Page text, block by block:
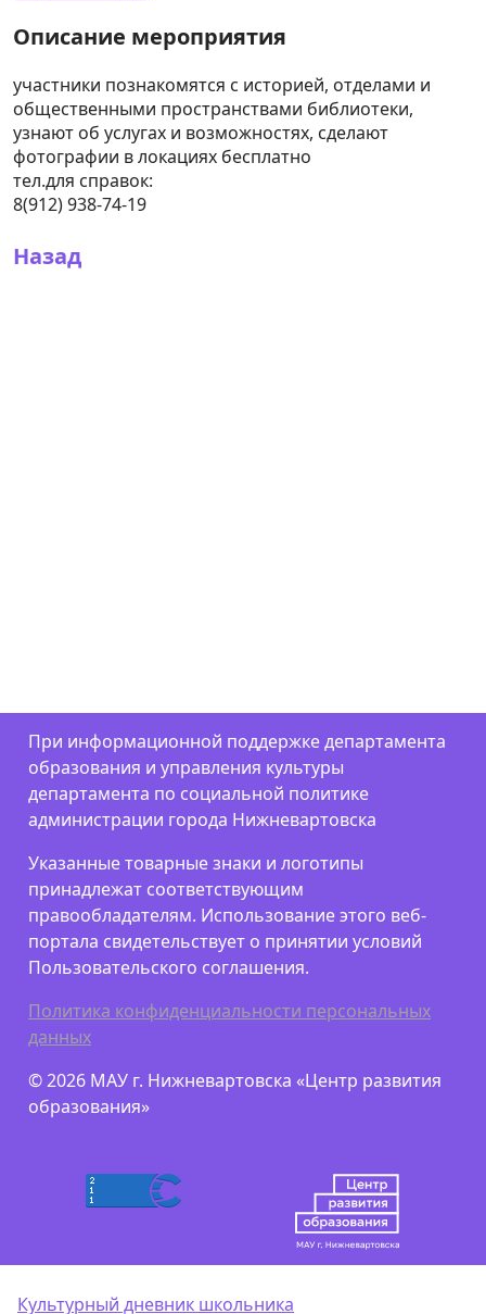
участники познакомятся с историей, отделами и
общественными пространствами библиотеки,
узнают об услугах и возможностях, сделают
фотографии в локациях бесплатно
тел.для справок:
8(912) 938-74-19
Назад
При информационной поддержке департамента
образования и управления культуры
департамента по социальной политике
администрации города Нижневартовска
Указанные товарные знаки и логотипы
принадлежат соответствующим
правообладателям. Использование этого веб-
портала свидетельствует о принятии условий
Пользовательского соглашения.
Политика конфиденциальности персональных
данных
© 2026 МАУ г. Нижневартовска «Центр развития
образования»
Культурный дневник школьника